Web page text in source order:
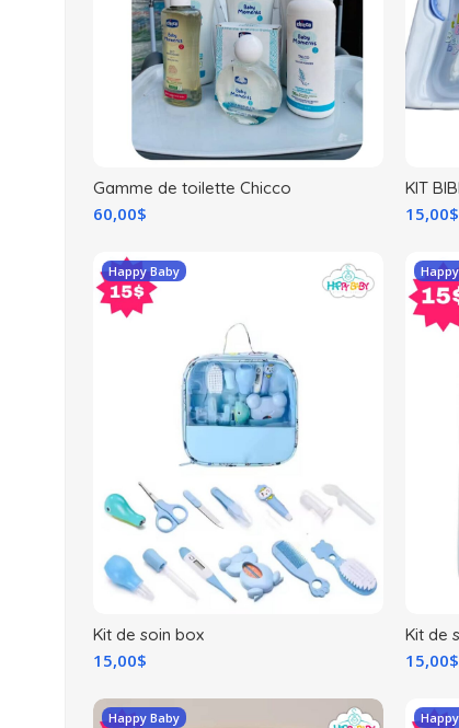
Gamme de toilette Chicco
60,00$
KIT
15,00$
Happy Baby
Kit de soin box
15,00$
Kit de
15,00$
Happy Baby